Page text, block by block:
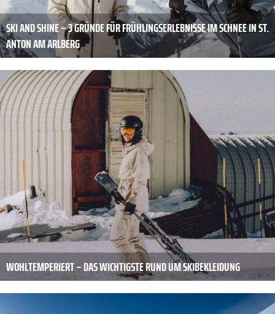
SKI AND SHINE – 3 GRÜNDE FÜR FRÜHLINGSERLEBNISSE IM SCHNEE IN ST.
ANTON AM ARLBERG
WOHLTEMPERIERT – DAS WICHTIGSTE RUND UM SKIBEKLEIDUNG